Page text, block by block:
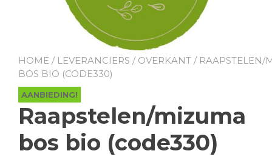
HOME / LEVERANCIERS / OVERKANT / RAAPSTELEN/
BOS BIO (CODE330)
AANBIEDING!
Raapstelen/mizuma
bos bio (code330)